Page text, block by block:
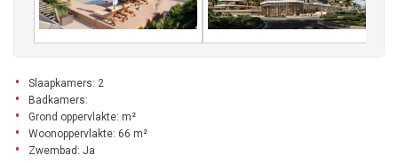
Slaapkamers: 2
Badkamers:
Grond oppervlakte: m²
Woonoppervlakte: 66 m²
Zwembad: Ja